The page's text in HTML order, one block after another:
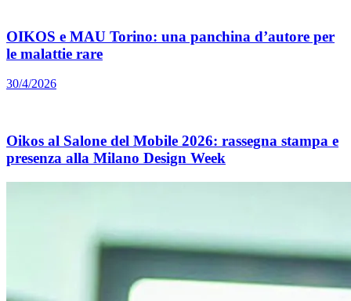
OIKOS e MAU Torino: una panchina d’autore per
le malattie rare
30/4/2026
Oikos al Salone del Mobile 2026: rassegna stampa e
presenza alla Milano Design Week